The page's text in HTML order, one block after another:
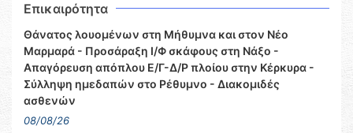
Επικαιρότητα
Θάνατος λουομένων στη Μήθυμνα και στον Νέο
Μαρμαρά - Προσάραξη Ι/Φ σκάφους στη Νάξο -
Απαγόρευση απόπλου Ε/Γ-Δ/Ρ πλοίου στην Κέρκυρα -
Σύλληψη ημεδαπών στο Ρέθυμνο - Διακομιδές
ασθενών
08/08/26